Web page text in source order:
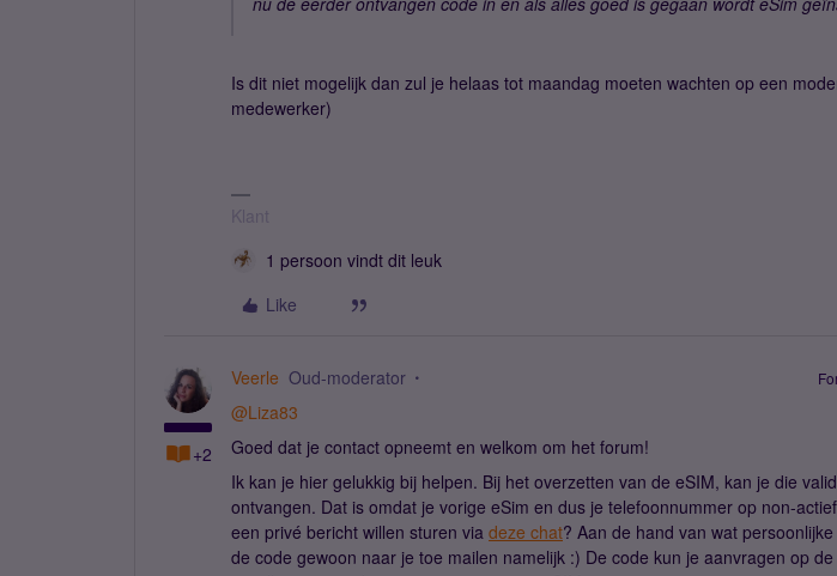
Is dit niet mogelijk dan zul je helaas tot maandag moeten wachten op een
medewerker)
Klant
1 persoon vindt dit leuk
Like
+2
Veerle Oud-moderator
@Liza83
Goed dat je contact opneemt en welkom om het forum!
Ik kan je hier gelukkig bij helpen. Bij het overzetten van de eSIM, kan je die
ontvangen. Dat is omdat je vorige eSim en dus je telefoonnummer op non-
een privé bericht willen sturen via deze chat? Aan de hand van wat
de code gewoon naar je toe mailen namelijk :) De code kun je aanvragen op